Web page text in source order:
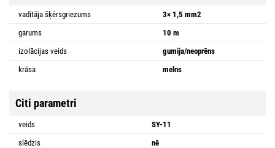
vadītāja šķērsgriezums
3× 1,5 mm2
garums
10 m
izolācijas veids
gumija/neoprēns
krāsa
melns
Citi parametri
veids
SY-11
slēdzis
nē